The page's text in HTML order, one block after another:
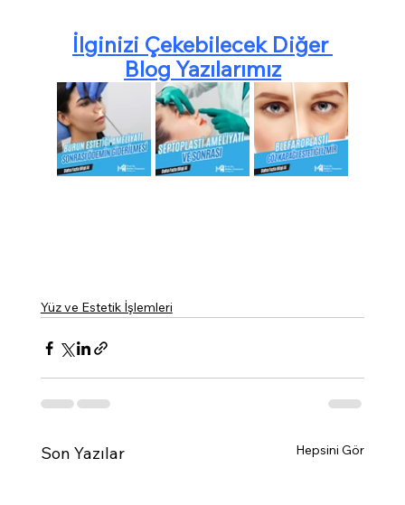
İlginizi Çekebilecek Diğer
Blog Yazılarımız
Yüz ve Estetik İşlemleri
Son Yazılar Hepsini Gör